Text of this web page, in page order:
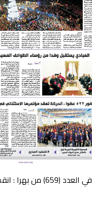
في العدد (659) من بهرا : انقضى عام النصر… م...